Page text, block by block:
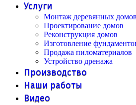
Услуги
Монтаж деревянных домов
Проектирование домов
Реконструкция домов
Изготовление
Продажа пиломатериалов
Устройство дренажа
Производство
Наши работы
Видео